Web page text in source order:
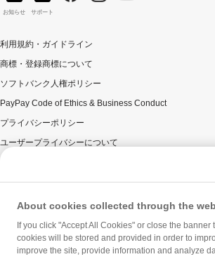
お知らせ サポート
利用規約・ガイドライン
商標・登録商標について
ソフトバンク人権ポリシー
PayPay Code of Ethics & Business Conduct
プライバシーポリシー
ユーザープライバシーについて
ウェブサイト利用規約
反社会的勢力に対する方針
勧誘方針
マネロン等基本方針
About cookies collected through the
If you click "Accept All Cookies" or close the banner
cookies will be stored and provided in order to
improve the site, provide information and analyze